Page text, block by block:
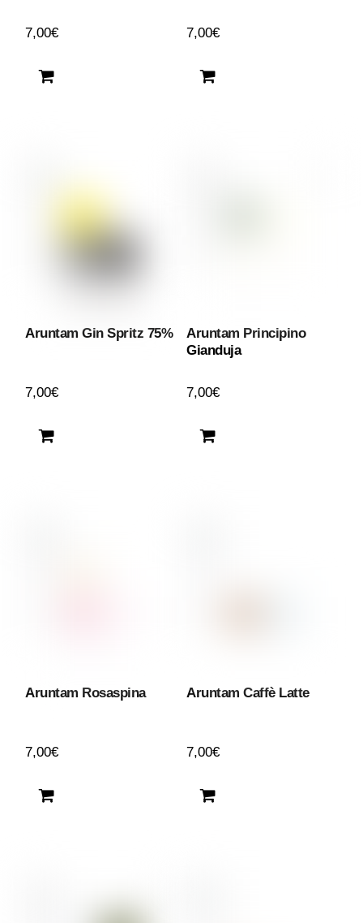
7,00€ 7,00€
Aruntam Gin Spritz 75%
7,00€
Aruntam Principino
Gianduja
7,00€
Aruntam Rosaspina
7,00€
Aruntam Caffè Latte
7,00€